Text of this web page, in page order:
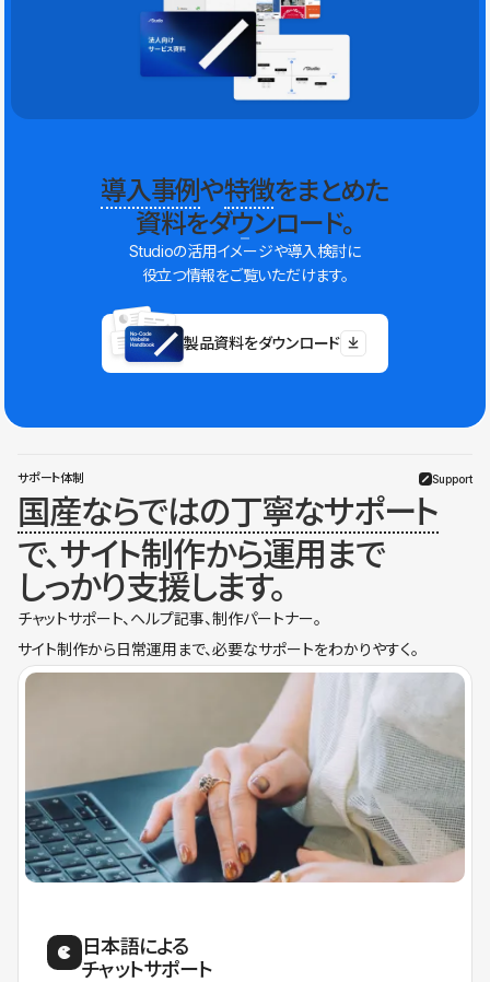
導入事例や特徴をまとめた
資料をダウンロード。
Studioの活用イメージや導入検討に
役立つ情報をご覧いただけます。
製品資料をダウンロード
サポート体制 Support
国産ならではの丁寧なサポート
で、サイト制作から運用まで
しっかり支援します。
チャットサポート、ヘルプ記事、制作パートナー。
サイト制作から日常運用まで、必要なサポートをわかりやすく。
日本語による
チャットサポート